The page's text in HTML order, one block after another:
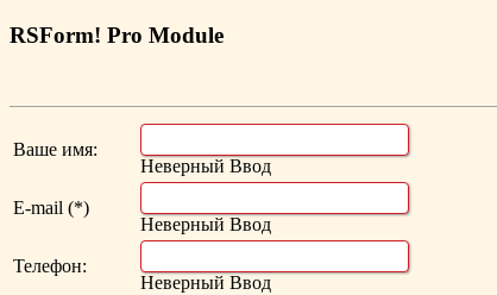
RSForm! Pro Module
Ваше имя:
Неверный Ввод
E-mail (*)
Неверный Ввод
Телефон:
Неверный Ввод